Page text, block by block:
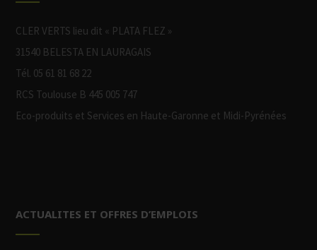
CLER VERTS lieu dit « PLATA FLEZ »
31540 BELESTA EN LAURAGAIS
Tél. 05 61 81 68 22
RCS Toulouse B 445 005 747
Eco-produits et Services en Haute-Garonne et Midi-Pyrénées
ACTUALITES ET OFFRES D’EMPLOIS